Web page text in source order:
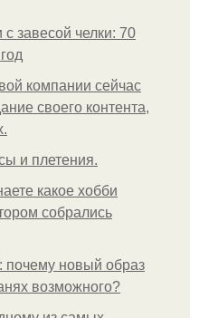
завесой челки: 70
компании сейчас
своего контента,
и плетения.
какое хобби
собрались
новый образ
возможного?